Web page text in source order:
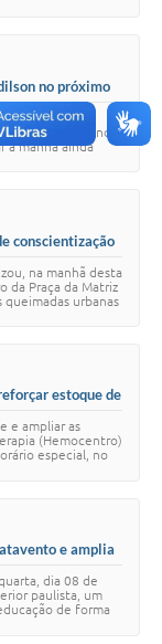
no próximo
e Adilson, levando
a manhã ainda
conscientização
na manhã desta
da Praça da Matriz
queimadas urbanas
estoque de
e ampliar as
(Hemocentro)
especial, no
e amplia
dia 08 de
paulista, um
de forma